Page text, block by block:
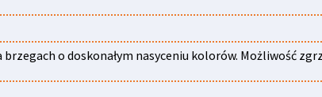
o doskonałym nasyceniu kolorów. Możliwość